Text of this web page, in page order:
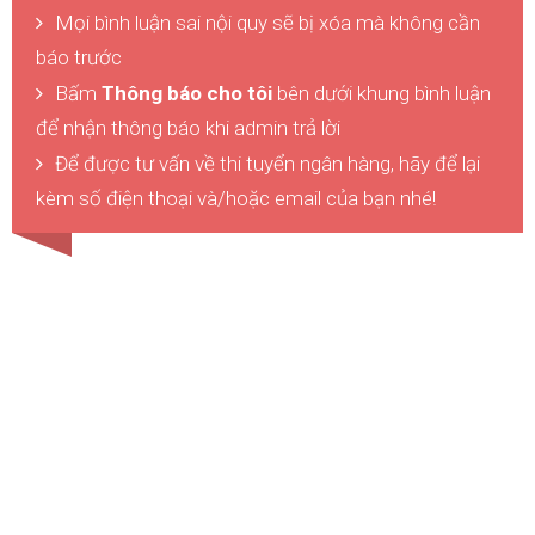
Mọi bình luận sai nội quy sẽ bị xóa mà không cần
báo trước
Bấm Thông báo cho tôi bên dưới khung bình luận
để nhận thông báo khi admin trả lời
Để được tư vấn về thi tuyển ngân hàng, hãy để lại
kèm số điện thoại và/hoặc email của bạn nhé!